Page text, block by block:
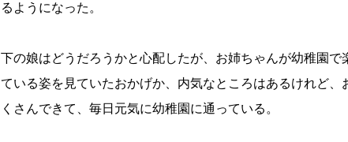
るようになった。
下の娘はどうだろうかと心配したが、お姉ちゃんが幼稚園で
ている姿を見ていたおかげか、内気なところはあるけれど、
くさんできて、毎日元気に幼稚園に通っている。